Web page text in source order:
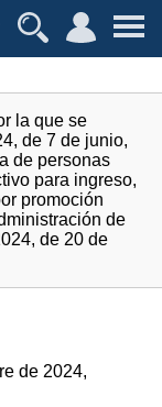
la que se
de 7 de junio,
de personas
para ingreso,
promoción
de
de 20 de
de 2024,